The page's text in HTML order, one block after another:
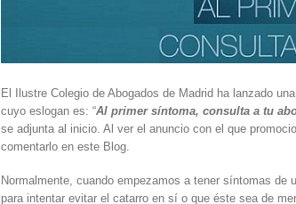
El Ilustre Colegio de Abogados de Madrid ha lanzado
cuyo eslogan es: “Al primer síntoma, consulta a tu
se adjunta al inicio. Al ver el anuncio con el que
comentarlo en este Blog.
Normalmente, cuando empezamos a tener síntomas
para intentar evitar el catarro en sí o que éste sea de